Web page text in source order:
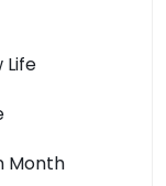
Life
Month